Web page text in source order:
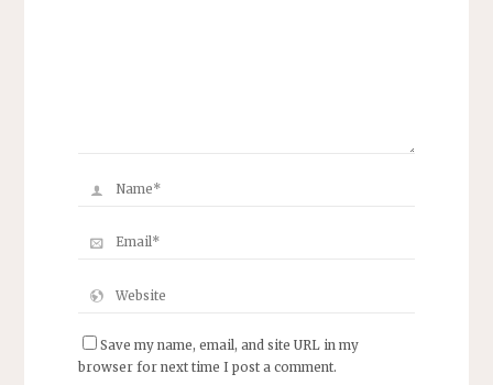
Save my name, email, and site URL in my
browser for next time I post a comment.